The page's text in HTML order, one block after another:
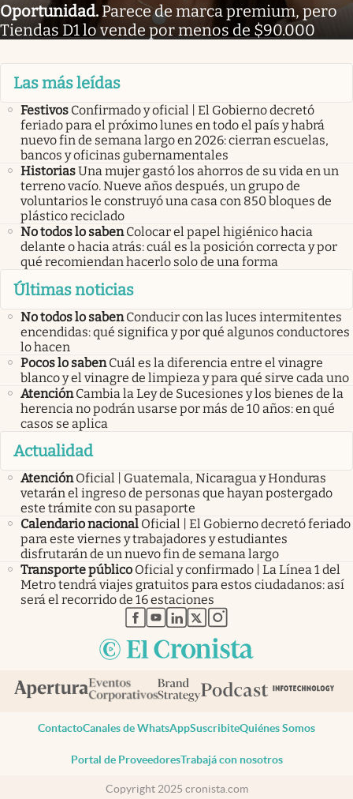
Oportunidad. Parece de marca premium, pero
Tiendas D1 lo vende por menos de $90.000
Las más leídas
Festivos Confirmado y oficial | El Gobierno decretó
feriado para el próximo lunes en todo el país y habrá
nuevo fin de semana largo en 2026: cierran escuelas,
bancos y oficinas gubernamentales
HistoriasUna mujer gastó los ahorros de su vida en un
terreno vacío. Nueve años después, un grupo de
voluntarios le construyó una casa con 850 bloques de
plástico reciclado
No todos lo saben Colocar el papel higiénico hacia
delante o hacia atrás: cuál es la posición correcta y por
qué recomiendan hacerlo solo de una forma
Últimas noticias
No todos lo saben Conducir con las luces intermitentes
encendidas: qué significa y por qué algunos conductores
lo hacen
Pocos lo saben Cuál es la diferencia entre el vinagre
blanco y el vinagre de limpieza y para qué sirve cada uno
Atención Cambia la Ley de Sucesiones y los bienes de la
herencia no podrán usarse por más de 10 años: en qué
casos se aplica
Actualidad
Atención Oficial | Guatemala, Nicaragua y Honduras
vetarán el ingreso de personas que hayan postergado
este trámite con su pasaporte
Calendario nacional Oficial | El Gobierno decretó feriado
para este viernes y trabajadores y estudiantes
disfrutarán de un nuevo fin de semana largo
Transporte público Oficial y confirmado | La Línea 1 del
Metro tendrá viajes gratuitos para estos ciudadanos: así
será el recorrido de 16 estaciones
abre en nueva pestaña
abre en nueva pestaña
abre en nueva pestaña
abre en nueva pestaña
abre en nueva pestaña
ContactoCanales de WhatsAppSuscribiteQuiénes Somos
Portal de ProveedoresTrabajá con nosotros
Copyright 2025 cronista.com